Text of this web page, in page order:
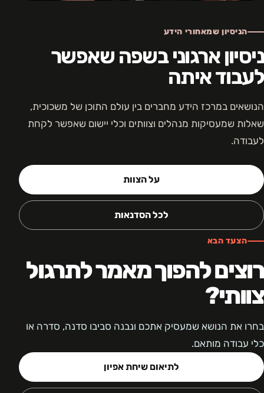
הניסיון שמאחורי הידע
ניסיון ארגוני בשפה שאפשר
לעבוד איתה
הנושאים במרכז הידע מחברים בין עולם התוכן של משכוכית,
שאלות שמעסיקות מנהלים וצוותים וכלי יישום שאפשר לקחת
לעבודה.
על הצוות
לכל הסדנאות
הצעד הבא
רוצים להפוך מאמר לתרגול
צוותי?
בחרו את הנושא שמעסיק אתכם ונבנה סביבו סדנה, סדרה או
כלי עבודה מותאם.
לתיאום שיחת אפיון